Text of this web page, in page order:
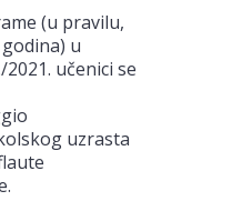
(u pravilu,
u
učenici se
uzrasta